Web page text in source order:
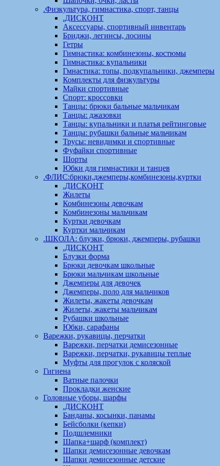
.Физкультура, гимнастика, спорт, танцы
.ДИСКОНТ
Аксессуары, спортивный инвентарь
Бриджи, легинсы, лосины
Гетры
Гимнастика: комбинезоны, костюмы
Гимнастика: купальники
Гмнастика: топы, подкупальники, джемперы
Комплекты для физкультуры
Майки спортивные
Спорт: кроссовки
Танцы: брюки бальные мальчикам
Танцы: джазовки
Танцы: купальники и платья рейтинговые
Танцы: рубашки бальные мальчикам
Трусы: невидимки и спортивные
Фуфайки спортивные
Шорты
Юбки для гимнастики и танцев
.ФЛИС:брюки,джемперы,комбинезоны,куртки
.ДИСКОНТ
Жилеты
Комбинезоны девочкам
Комбинезоны мальчикам
Куртки девочкам
Куртки мальчикам
.ШКОЛА: блузки, брюки, джемперы, рубашки
.ДИСКОНТ
Блузки форма
Брюки девочкам школьные
Брюки мальчикам школьные
Джемперы для девочек
Джемперы, поло для мальчиков
Жилеты, жакеты девочкам
Жилеты, жакеты мальчикам
Рубашки школьные
Юбки, сарафаны
Варежки, рукавицы, перчатки
Варежки, перчатки демисезонные
Варежки, перчатки, рукавицы теплые
Муфты для прогулок с коляской
Гигиена
Ватные палочки
Прокладки женские
Головные уборы, шарфы
.ДИСКОНТ
Банданы, косынки, панамы
Бейсболки (кепки)
Подшлемники
Шапка+шарф (комплект)
Шапки демисезонные девочкам
Шапки демисезонные детские